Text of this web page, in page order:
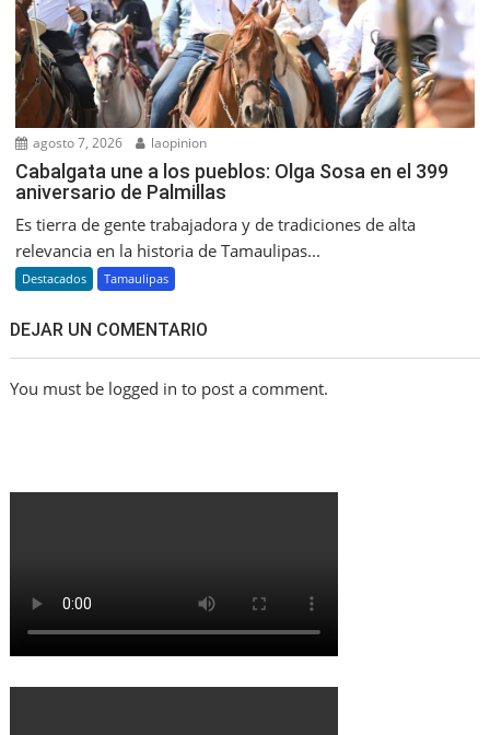
agosto 7, 2026 laopinion
Cabalgata une a los pueblos: Olga Sosa en el 399
aniversario de Palmillas
Es tierra de gente trabajadora y de tradiciones de alta
relevancia en la historia de Tamaulipas...
Destacados Tamaulipas
DEJAR UN COMENTARIO
You must be logged in to post a comment.